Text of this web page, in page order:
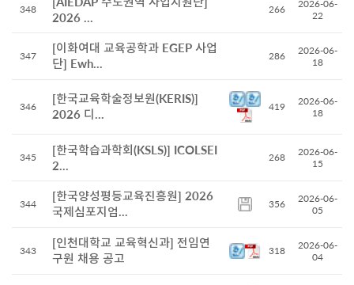
348
2026 ...
266
2026-06-
22
347
[이화여대 교육공학과 EGEP 사업
단] Ewh...
286
2026-06-
18
346
[한국교육학술정보원(KERIS)]
2026 디...
419
2026-06-
18
345
[한국학습과학회(KSLS)] ICOLSEI
2...
268
2026-06-
15
344
[한국양성평등교육진흥원] 2026
국제심포지엄...
356
2026-06-
05
343
[인천대학교 교육혁신과] 전임연
구원 채용 공고
318
2026-06-
04